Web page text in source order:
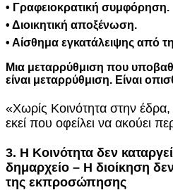
• Γραφειοκρατική συμφόρηση.
• Διοικητική αποξένωση.
• Αίσθημα εγκατάλειψης από
Μια μεταρρύθμιση που
είναι μεταρρύθμιση. Είναι
«Χωρίς Κοινότητα στην
εκεί που οφείλει να ακούει
3. Η Κοινότητα δεν
δημαρχείο – Η διοίκηση
της εκπροσώπησης